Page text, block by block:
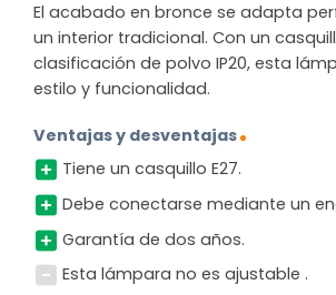
El acabado en bronce se adapta
un interior tradicional. Con un
clasificación de polvo IP20, esta
estilo y funcionalidad.
Ventajas y desventajas
Tiene un casquillo E27.
Debe conectarse mediante un
Garantía de dos años.
Esta lámpara no es ajustable .